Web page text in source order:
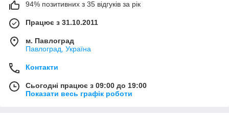
94% позитивних з 35 відгуків за рік
Працює з 31.10.2011
м. Павлоград
Павлоград, Україна
Контакти
Сьогодні працює з 09:00 до 19:00
Показати весь графік роботи